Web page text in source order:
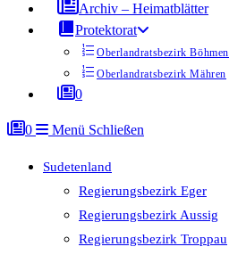
Archiv – Heimatblätter
Protektorat
Oberlandratsbezirk Böhmen
Oberlandratsbezirk Mähren
0
0 Menü Schließen
Sudetenland
Regierungsbezirk Eger
Regierungsbezirk Aussig
Regierungsbezirk Troppau